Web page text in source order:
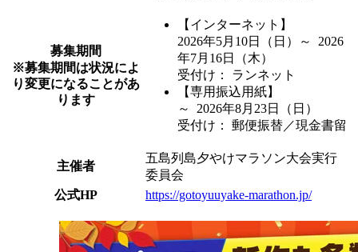
募集期間
※募集期間は状況によ
り変更になることがあ
ります
【インターネット】
2026年5月10日
（日）
～ 2026
年7月16日
（木）
受付け： ランネット
【専用振込用紙】
～ 2026年8月23日
（日）
受付け： 郵便振替／現金書留
主催者
五島列島夕やけマラソン大会実行
委員会
公式HP
https://gotoyuuyake-marathon.jp/